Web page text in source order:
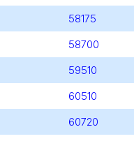
58175
58700
59510
60510
60720